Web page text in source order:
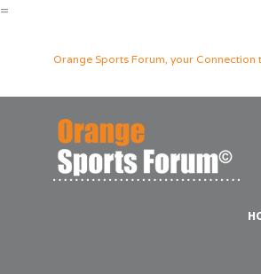
=
Orange Sports Forum, your Connection